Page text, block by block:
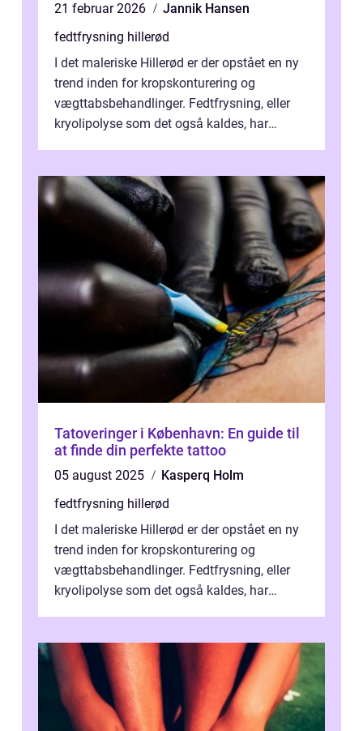
21 februar 2026
Jannik Hansen
fedtfrysning hillerød
I det maleriske Hillerød er der opstået en ny
trend inden for kropskonturering og
vægttabsbehandlinger. Fedtfrysning, eller
kryolipolyse som det også kaldes, har
Tatoveringer i København: En guide til
at finde din perfekte tattoo
05 august 2025
Kasperq Holm
fedtfrysning hillerød
I det maleriske Hillerød er der opstået en ny
trend inden for kropskonturering og
vægttabsbehandlinger. Fedtfrysning, eller
kryolipolyse som det også kaldes, har